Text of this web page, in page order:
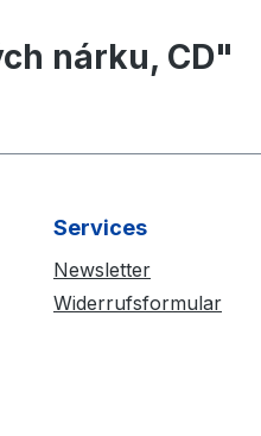
nárku, CD"
Services
Newsletter
Widerrufsformular